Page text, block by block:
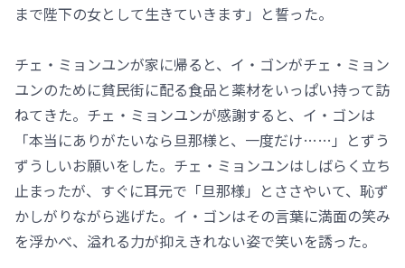
まで陛下の女として生きていきます」と誓った。
チェ・ミョンユンが家に帰ると、イ・ゴンがチェ・ミョン
ユンのために貧民街に配る食品と薬材をいっぱい持って訪
ねてきた。チェ・ミョンユンが感謝すると、イ・ゴンは
「本当にありがたいなら旦那様と、一度だけ……」とずう
ずうしいお願いをした。チェ・ミョンユンはしばらく立ち
止まったが、すぐに耳元で「旦那様」とささやいて、恥ず
かしがりながら逃げた。イ・ゴンはその言葉に満面の笑み
を浮かべ、溢れる力が抑えきれない姿で笑いを誘った。